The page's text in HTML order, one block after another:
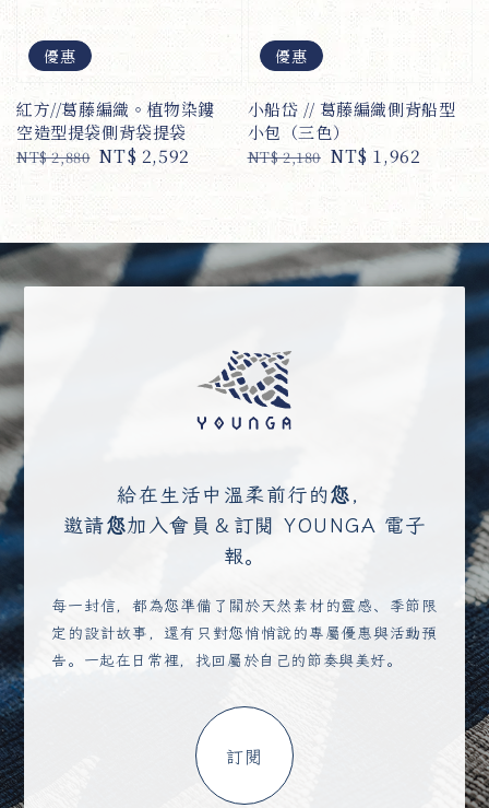
優惠
紅方//葛藤編織。植物染鏤
空造型提袋側背袋提袋
Regular
NT$ 2,880 Sale
NT$ 2,592
優惠
小船岱 // 葛藤編織側背船型
小包（三色）
Regular
NT$ 2,180 Sale
NT$ 1,962
給在生活中溫柔前行的您，
邀請您加入會員＆訂閱 YOUNGA 電子
報。
每一封信，都為您準備了關於天然素材的靈感、季節限
定的設計故事，還有只對您悄悄說的專屬優惠與活動預
告。一起在日常裡，找回屬於自己的節奏與美好。
訂閱